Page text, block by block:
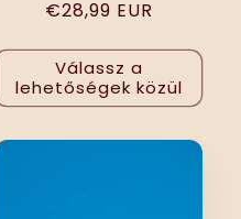
Normál
€28,99 EUR
Válassz a
lehetőségek közül